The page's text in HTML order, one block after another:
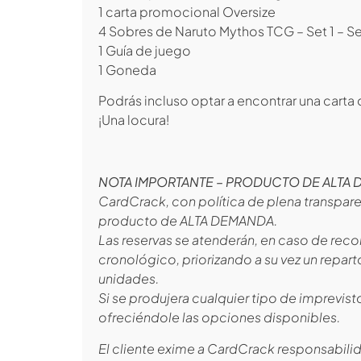
1 carta promocional Oversize
4 Sobres de Naruto Mythos TCG – Set 1 –
1 Guía de juego
1 Goneda
Podrás incluso optar a encontrar una
¡Una locura!
NOTA IMPORTANTE – PRODUCTO DE ALTA
CardCrack, con política de plena
producto de ALTA DEMANDA.
Las reservas se atenderán, en caso de
cronológico, priorizando a su vez un
unidades.
Si se produjera cualquier tipo de
ofreciéndole las opciones disponibles.
El cliente exime a CardCrack